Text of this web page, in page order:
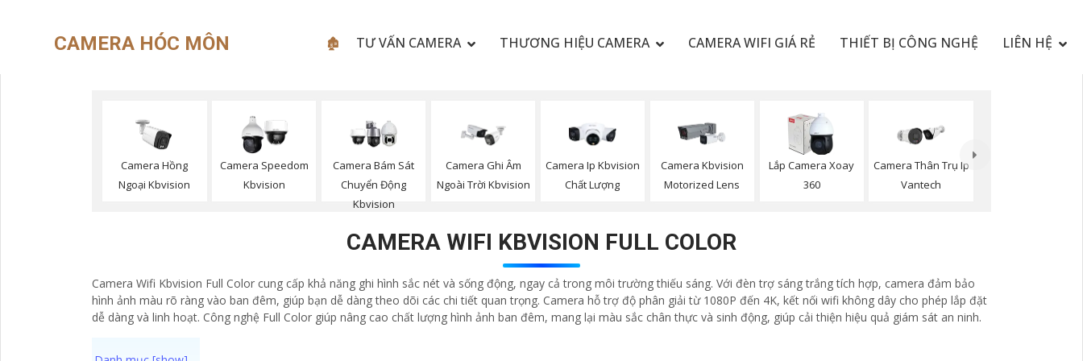
CAMERA HÓC MÔN 🏚 TƯ VẤN CAMERA THƯƠNG HIỆU CAMERA CAMERA WIFI GIÁ RẺ THIẾT BỊ CÔNG NGHỆ LIÊN HỆ
Camera Hồng
Ngoại Kbvision
Camera Speedom
Kbvision
Camera Bám Sát
Chuyển Động
Kbvision
Camera Ghi Âm
Ngoài Trời Kbvision
Camera Ip Kbvision
Chất Lượng
Camera Kbvision
Motorized Lens
Lắp Camera Xoay
360
Camera Thân Trụ Ip
Vantech
CAMERA WIFI KBVISION FULL COLOR
Camera Wifi Kbvision Full Color cung cấp khả năng ghi hình sắc nét và sống động, ngay cả trong môi trường thiếu sáng. Với đèn trợ sáng trắng tích hợp, camera đảm bảo
hình ảnh màu rõ ràng vào ban đêm, giúp bạn dễ dàng theo dõi các chi tiết quan trọng. Camera hỗ trợ độ phân giải từ 1080P đến 4K, kết nối wifi không dây cho phép lắp đặt
dễ dàng và linh hoạt. Công nghệ Full Color giúp nâng cao chất lượng hình ảnh ban đêm, mang lại màu sắc chân thực và sinh động, giúp cải thiện hiệu quả giám sát an ninh.